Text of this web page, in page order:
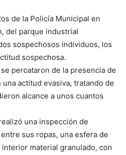
de la Policía Municipal en
del parque industrial
sospechosos individuos, los
sospechosa.
percataron de la presencia de
actitud evasiva, tratando de
alcance a unos cuantos
una inspección de
sus ropas, una esfera de
material granulado, con